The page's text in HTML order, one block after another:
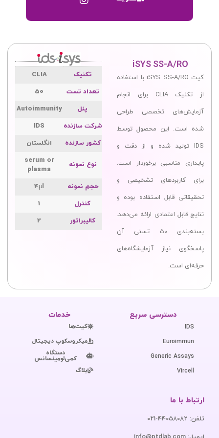
iSYS SS-A/RO
کیت iSYS SS-A/RO با استفاده
از تکنیک CLIA برای انجام
آزمایش‌های تخصصی طراحی
شده است. این محصول توسط
IDS تولید شده و از دقت و
پایداری مناسبی برخوردار است.
برای کاربردهای تشخیصی و
تحقیقاتی قابل استفاده بوده و
نتایج قابل اعتمادی ارائه می‌دهد.
بسته‌بندی 50 تستی آن
پاسخگوی نیاز آزمایشگاه‌های
حرفه‌ای است.
تکنیک
CLIA
تعداد تست
50
پنل
Autoimmunity
شرکت سازنده
IDS
کشور سازنده
انگلستان
نوع نمونه
serum or
plasma
حجم نمونه
4μl
کنترل
1
کالیبراتور
2
دسترسی سریع
IDS
Euroimmun
Generic Assays
Vircell
خدمات
کیت‌ها
میکروسکوپ دیجیتال
دستگاه
کمی‌لومینسانس
بلاگ
ارتباط با ما
تلفن: 44058082-021